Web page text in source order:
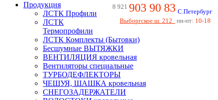
8 921 903 90 83 С.Петербург
Выборгское ш. 212
пн-пт: 10-18
Продукция
ЛСТК Профили
ЛСТК
Термопрофили
ЛСТК Комплекты (Бытовки)
Бесшумные ВЫТЯЖКИ
ВЕНТИЛЯЦИЯ кровельная
Вентиляторы специальные
ТУРБОДЕФЛЕКТОРЫ
ЧЕШУЯ, ШАШКА кровельная
СНЕГОЗАДЕРЖАТЕЛИ